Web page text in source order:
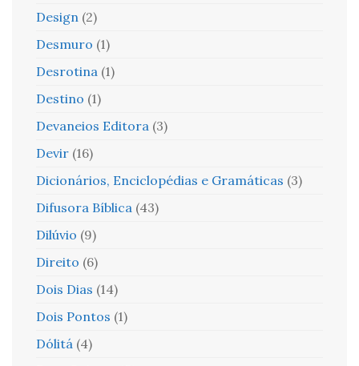
Design (2)
Desmuro (1)
Desrotina (1)
Destino (1)
Devaneios Editora (3)
Devir (16)
Dicionários, Enciclopédias e Gramáticas (3)
Difusora Bíblica (43)
Dilúvio (9)
Direito (6)
Dois Dias (14)
Dois Pontos (1)
Dólitá (4)